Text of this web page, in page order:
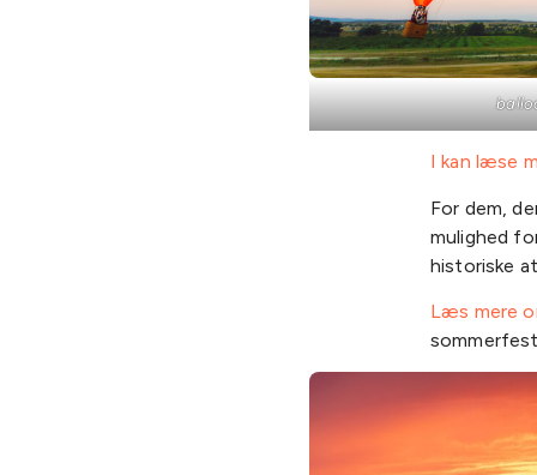
I kan læse
For dem,
mulighed
historiske
Læs mere